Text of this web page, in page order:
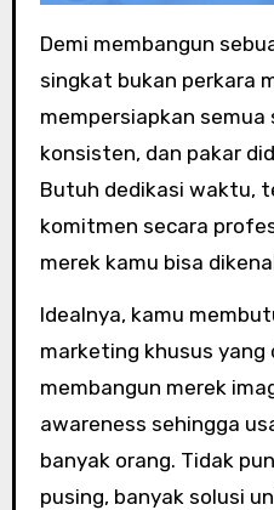
Demi membangun sebuah merek didalam pas
singkat bukan perkara
mempersiapkan semua
konsisten, dan pakar
Butuh dedikasi waktu,
komitmen secara
merek kamu bisa
Idealnya, kamu
marketing khusus yang
membangun merek
awareness sehingga
banyak orang. Tidak
pusing, banyak solusi